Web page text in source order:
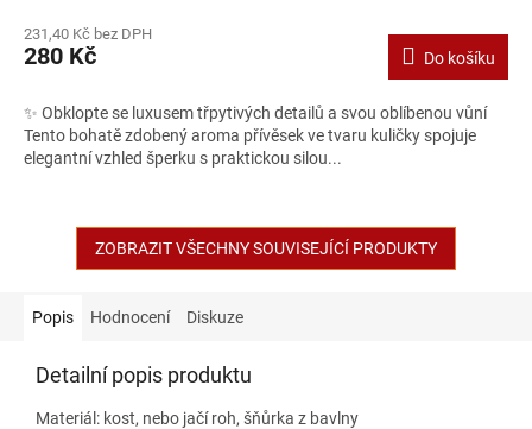
231,40 Kč bez DPH
280 Kč Do košíku
✨ Obklopte se luxusem třpytivých detailů a svou oblíbenou vůní
Tento bohatě zdobený aroma přívěsek ve tvaru kuličky spojuje
elegantní vzhled šperku s praktickou silou...
ZOBRAZIT VŠECHNY SOUVISEJÍCÍ PRODUKTY
Popis Hodnocení Diskuze
Detailní popis produktu
Materiál: kost, nebo jačí roh, šňůrka z bavlny